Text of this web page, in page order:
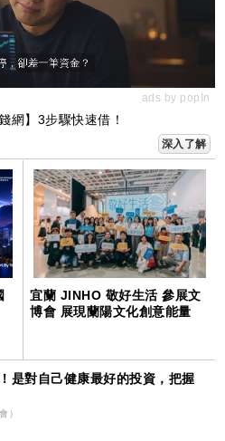
ads by popIn
網】3步驟快速借！
深入了解
宜蘭 JINHO 敬好生活 參展文
博會 展現蘭陽文化創意能量
是對自己健康最好的投資，把握
）